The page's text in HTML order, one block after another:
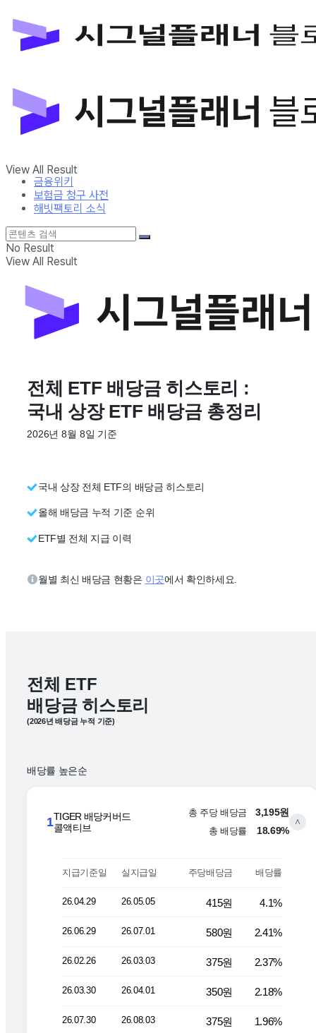
보험금 청구 사전
해빗팩토리 소식
View All Result
금융위키
보험금 청구 사전
해빗팩토리 소식
No Result
View All Result
No Result
전체 ETF 배당금 히스토리 :
국내 상장 ETF 배당금 총정리
2026년 8월 8일 기준
국내 상장 전체 ETF의 배당금 히스토리
올해 배당금 누적 기준 순위
ETF별 전체 지급 이력
월별 최신 배당금 현황은 이곳에서 확인하세요.
전체 ETF
배당금 히스토리
(2026년 배당금 누적 기준)
배당률 높은순
1TIGER 배당커버드
콜액티브
총 주당 배당금
3,195원
총 배당률
18.69%
∨
지급기준일 실지급일 주당배당금 배당률
26.04.29 26.05.05 415원 4.1%
26.06.29 26.07.01 580원 2.41%
26.02.26 26.03.03 375원 2.37%
26.03.30 26.04.01 350원 2.18%
26.07.30 26.08.03 375원 1.96%